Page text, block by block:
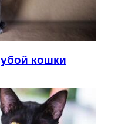
кошки